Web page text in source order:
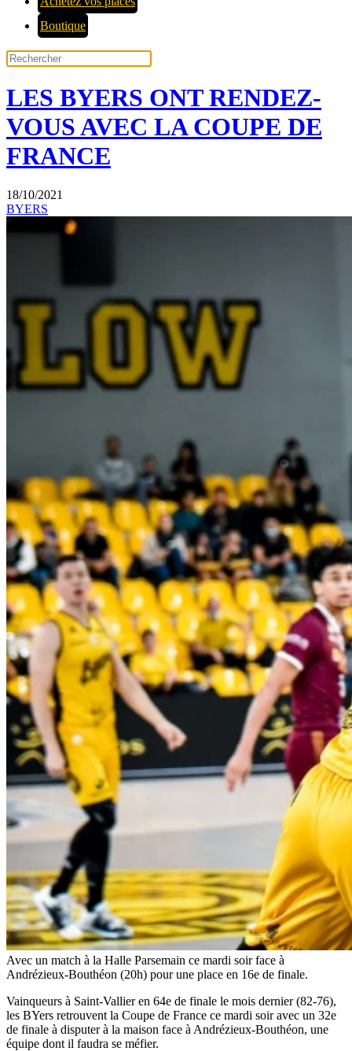
Boutique
LES BYERS ONT RENDEZ-
VOUS AVEC LA COUPE DE
FRANCE
18/10/2021
BYERS
Avec un match à la Halle Parsemain ce mardi soir face à
Andrézieux-Bouthéon (20h) pour une place en 16e de finale.
Vainqueurs à Saint-Vallier en 64e de finale le mois dernier (82-76),
les BYers retrouvent la Coupe de France ce mardi soir avec un 32e
de finale à disputer à la maison face à Andrézieux-Bouthéon, une
équipe dont il faudra se méfier.